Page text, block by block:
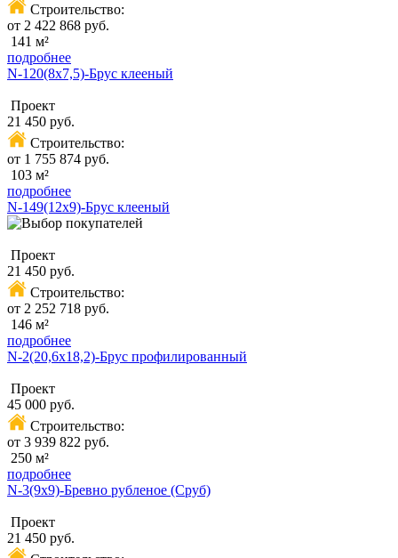
Строительство:
от 2 422 868 руб.
141 м²
подробнее
N-120(8x7,5)-Брус клееный
Проект
21 450 руб.
Строительство:
от 1 755 874 руб.
103 м²
подробнее
N-149(12x9)-Брус клееный
Проект
21 450 руб.
Строительство:
от 2 252 718 руб.
146 м²
подробнее
N-2(20,6х18,2)-Брус профилированный
Проект
45 000 руб.
Строительство:
от 3 939 822 руб.
250 м²
подробнее
N-3(9х9)-Бревно рубленое (Сруб)
Проект
21 450 руб.